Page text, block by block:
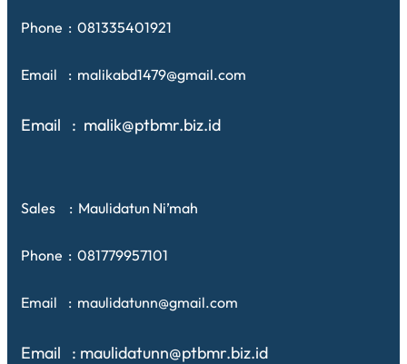
Phone : 081335401921
Email : malikabd1479@gmail.com
Email : malik@ptbmr.biz.id
Sales : Maulidatun Ni’mah
Phone : 081779957101
Email : maulidatunn@gmail.com
Email : maulidatunn@ptbmr.biz.id